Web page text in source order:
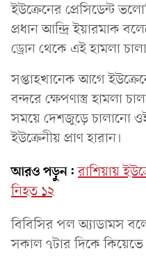
ইউক্রেনের প্রেসিডেন্ট
প্রধান আন্দ্রি ইয়ারমাক
ড্রোন থেকে এই হামলা
সপ্তাহখানেক আগে
বন্দরে ক্ষেপণাস্ত্র হামলা
সময়ে দেশজুড়ে চালানো ওই
ইউক্রেনীয় প্রাণ হারান।
আরও পড়ুন: রাশিয়ায়
নিহত ১২
বিবিসির পল অ্যাডামস
সকাল ৭টার দিকে